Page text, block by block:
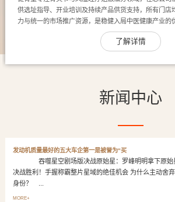
供选址指导、开业培训及持续产品供货支持，所有门店
力与统一的市场推广资源，是稳健入局中医健康产业的
了解详情
新闻中心
发动机质量最好的五大车企第一是被誉为“买
吞噬星空剧场版决战原始星：罗峰明明拿下原始
决战胜利！手握称霸整片星域的绝佳机会 为什么主动舍
身份？ ...
MORE+